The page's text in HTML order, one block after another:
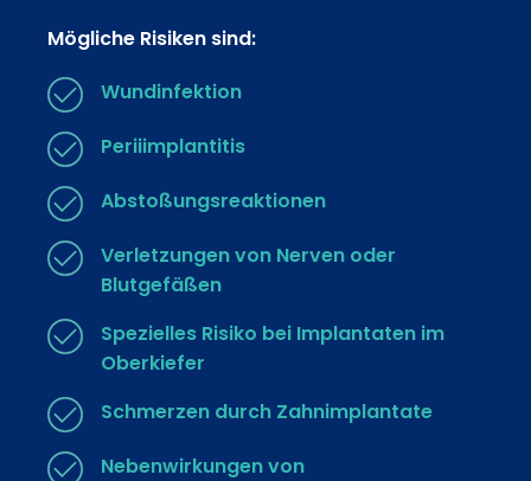
Mögliche Risiken sind:
Wundinfektion
Periiimplantitis
Abstoßungsreaktionen
Verletzungen von Nerven oder
Blutgefäßen
Spezielles Risiko bei Implantaten im
Oberkiefer
Schmerzen durch Zahnimplantate
Nebenwirkungen von